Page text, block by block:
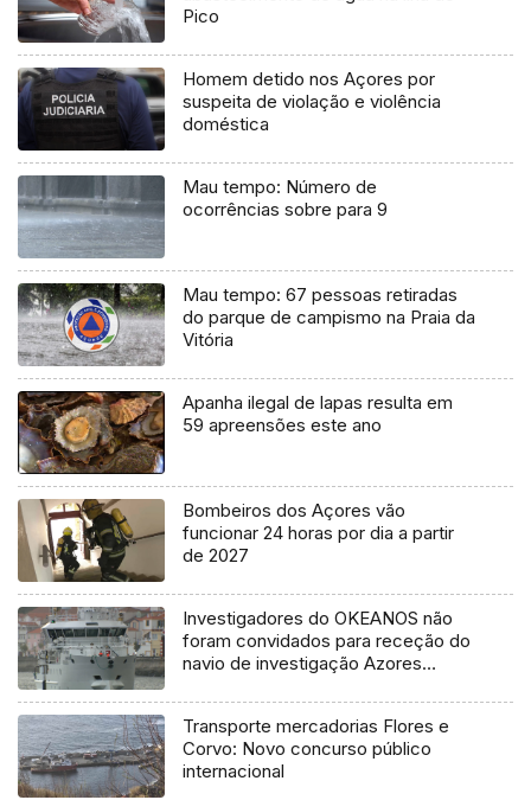
Pico
Homem detido nos Açores por
suspeita de violação e violência
doméstica
Mau tempo: Número de
ocorrências sobre para 9
Mau tempo: 67 pessoas retiradas
do parque de campismo na Praia da
Vitória
Apanha ilegal de lapas resulta em
59 apreensões este ano
Bombeiros dos Açores vão
funcionar 24 horas por dia a partir
de 2027
Investigadores do OKEANOS não
foram convidados para receção do
navio de investigação Azores
Transporte mercadorias Flores e
Corvo: Novo concurso público
internacional